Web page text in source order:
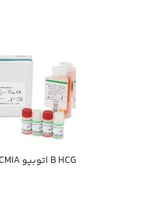
B HCG اتوبيو CMIA كمي Autobio